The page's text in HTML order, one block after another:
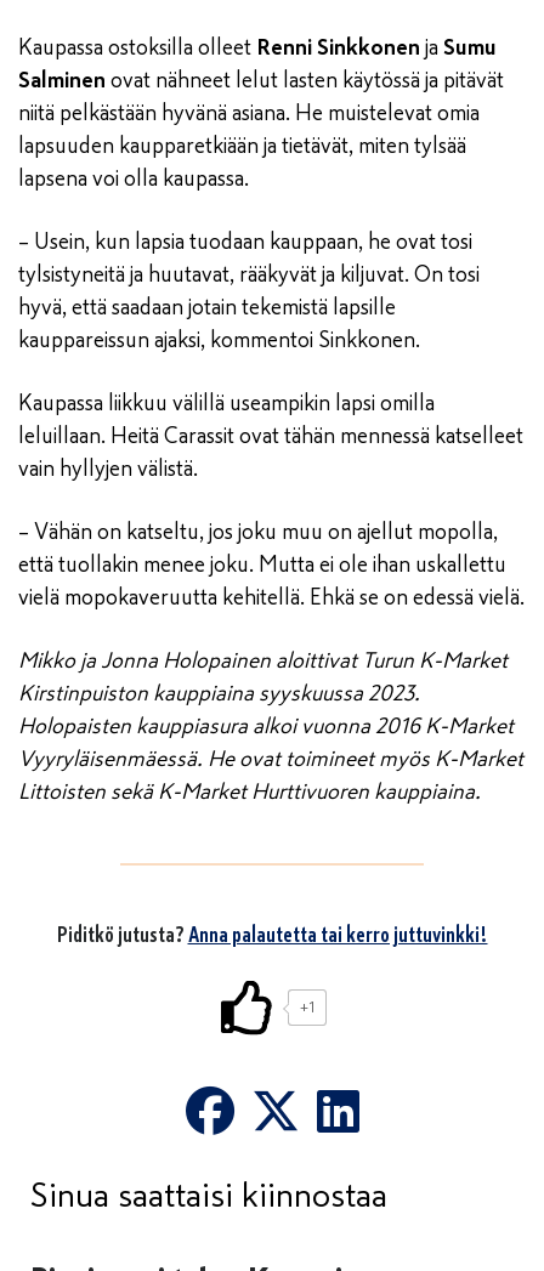
Kaupassa ostoksilla olleet Renni Sinkkonen ja Sumu
Salminen ovat nähneet lelut lasten käytössä ja pitävät
niitä pelkästään hyvänä asiana. He muistelevat omia
lapsuuden kaupparetkiään ja tietävät, miten tylsää
lapsena voi olla kaupassa.
– Usein, kun lapsia tuodaan kauppaan, he ovat tosi
tylsistyneitä ja huutavat, rääkyvät ja kiljuvat. On tosi
hyvä, että saadaan jotain tekemistä lapsille
kauppareissun ajaksi, kommentoi Sinkkonen.
Kaupassa liikkuu välillä useampikin lapsi omilla
leluillaan. Heitä Carassit ovat tähän mennessä katselleet
vain hyllyjen välistä.
– Vähän on katseltu, jos joku muu on ajellut mopolla,
että tuollakin menee joku. Mutta ei ole ihan uskallettu
vielä mopokaveruutta kehitellä. Ehkä se on edessä vielä.
Mikko ja Jonna Holopainen aloittivat Turun K-Market
Kirstinpuiston kauppiaina syyskuussa 2023.
Holopaisten kauppiasura alkoi vuonna 2016 K-Market
Vyyryläisenmäessä. He ovat toimineet myös K-Market
Littoisten sekä K-Market Hurttivuoren kauppiaina.
Piditkö jutusta?Anna palautetta tai kerro juttuvinkki!
+1
Sinua saattaisi kiinnostaa